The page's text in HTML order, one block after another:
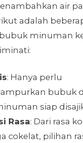
air
adalah
minuman
: Hanya perlu
bubuk
siap
Rasa: Dari rasa
cokelat, pilihan